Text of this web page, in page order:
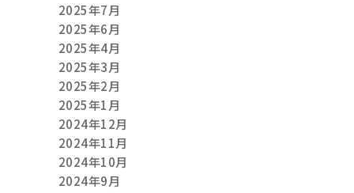
2025年7月
2025年6月
2025年4月
2025年3月
2025年2月
2025年1月
2024年12月
2024年11月
2024年10月
2024年9月